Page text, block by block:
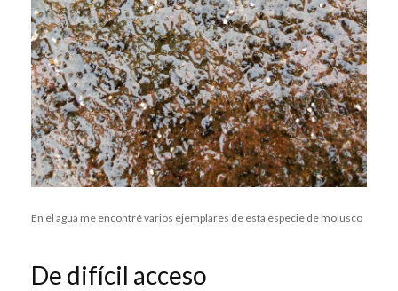
En el agua me encontré varios ejemplares de esta especie de molusco
De difícil acceso